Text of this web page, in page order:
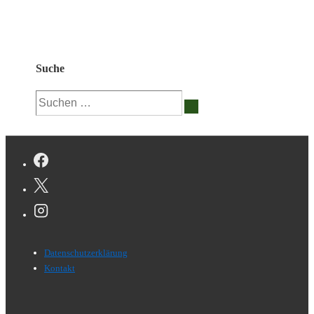
Suche
Suchen
nach:
Footer-
Menü
Datenschutzerklärung
Kontakt